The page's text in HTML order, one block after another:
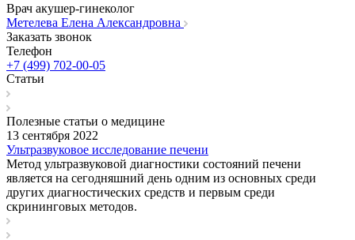
Врач акушер-гинеколог
Метелева Елена Александровна
Заказать звонок
Телефон
+7 (499) 702-00-05
Статьи
Полезные статьи о медицине
13 сентября 2022
Ультразвуковое исследование печени
Метод ультразвуковой диагностики состояний печени
является на сегодняшний день одним из основных среди
других диагностических средств и первым среди
скрининговых методов.